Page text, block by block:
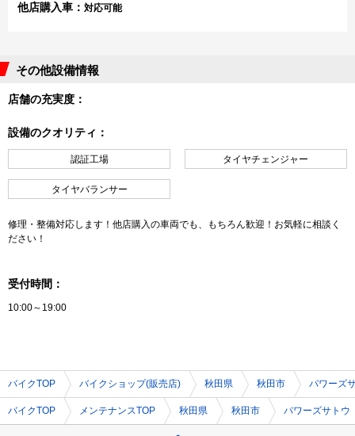
他店購入車： 対応可能
その他設備情報
店舗の充実度：
設備のクオリティ：
認証工場 タイヤチェンジャー
タイヤバランサー
修理・整備対応します！他店購入の車両でも、もちろん歓迎！お気軽に相談く
ださい！
受付時間：
10:00～19:00
バイクTOP バイクショップ(販売店) 秋田県 秋田市 パワーズ
バイクTOP メンテナンスTOP 秋田県 秋田市 パワーズサトウ